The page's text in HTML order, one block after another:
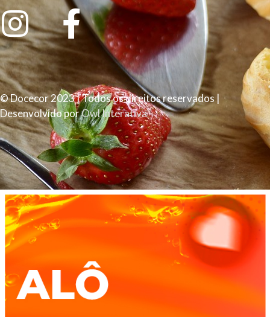
© Docecor 2023 | Todos os direitos reservados |
Desenvolvido porOwl Interativa